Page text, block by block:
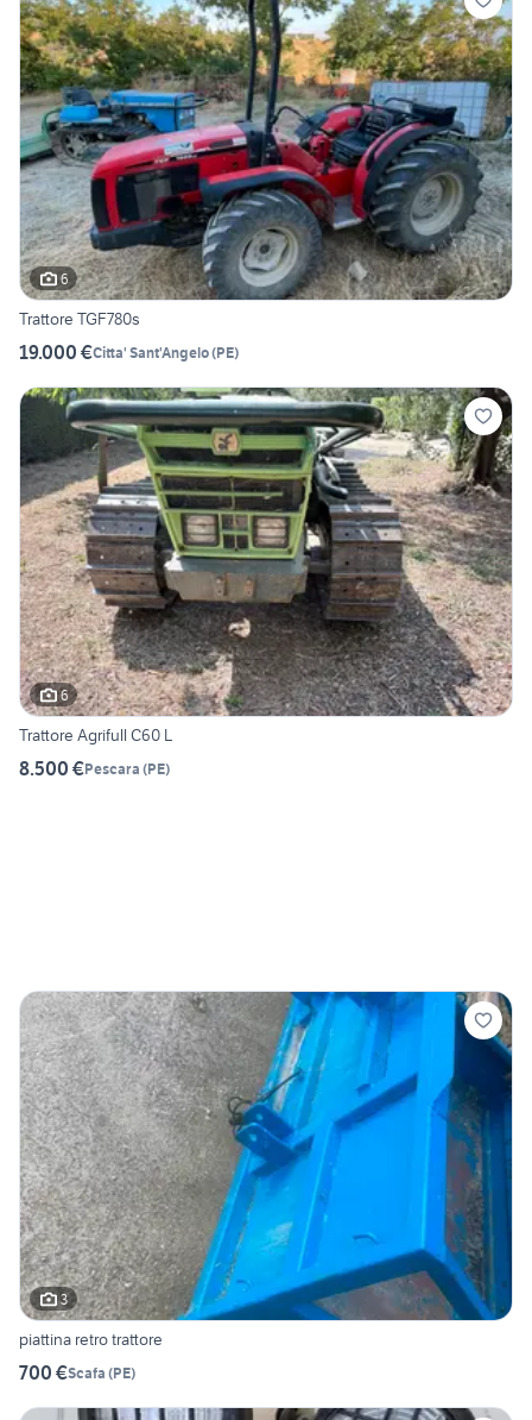
6
Trattore TGF780s
19.000 €Citta' Sant'Angelo(PE)
6
Trattore Agrifull C60 L
8.500 €Pescara (PE)
3
piattina retro trattore
700 €Scafa (PE)